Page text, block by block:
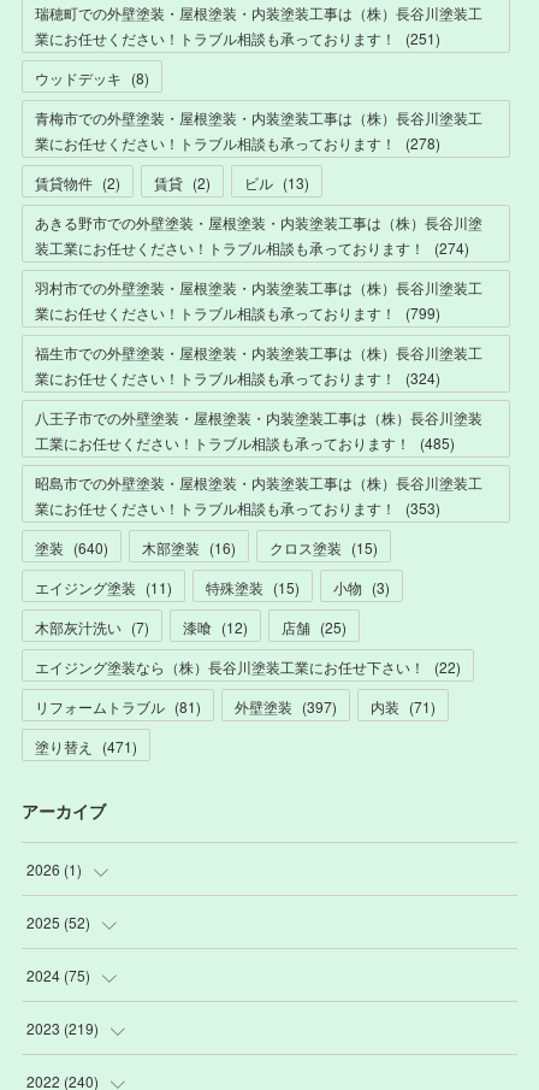
瑞穂町での外壁塗装・屋根塗装・内装塗装工事は（株）長谷川塗装工
業にお任せください！トラブル相談も承っております！
(251)
ウッドデッキ (8)
青梅市での外壁塗装・屋根塗装・内装塗装工事は（株）長谷川塗装工
業にお任せください！トラブル相談も承っております！
(278)
賃貸物件 (2) 賃貸 (2) ビル (13)
あきる野市での外壁塗装・屋根塗装・内装塗装工事は（株）長谷川塗
装工業にお任せください！トラブル相談も承っております！
(274)
羽村市での外壁塗装・屋根塗装・内装塗装工事は（株）長谷川塗装工
業にお任せください！トラブル相談も承っております！
(799)
福生市での外壁塗装・屋根塗装・内装塗装工事は（株）長谷川塗装工
業にお任せください！トラブル相談も承っております！
(324)
八王子市での外壁塗装・屋根塗装・内装塗装工事は（株）長谷川塗装
工業にお任せください！トラブル相談も承っております！
(485)
昭島市での外壁塗装・屋根塗装・内装塗装工事は（株）長谷川塗装工
業にお任せください！トラブル相談も承っております！
(353)
塗装 (640) 木部塗装 (16) クロス塗装 (15)
エイジング塗装 (11) 特殊塗装 (15) 小物 (3)
木部灰汁洗い (7) 漆喰 (12) 店舗 (25)
エイジング塗装なら（株）長谷川塗装工業にお任せ下さい！
(22)
リフォームトラブル (81) 外壁塗装 (397) 内装 (71)
塗り替え
(471)
アーカイブ
2026 (1)
(1
2025 (52)
(3
(2)
(6)
2024 (75)
(9)
(13
2023 (219)
(20
2022 (240)